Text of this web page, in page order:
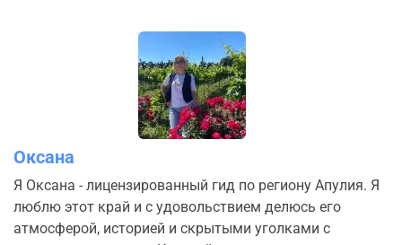
Оксана
Я Оксана - лицензированный гид по региону Апулия. Я
люблю этот край и с удовольствием делюсь его
атмосферой, историей и скрытыми уголками с